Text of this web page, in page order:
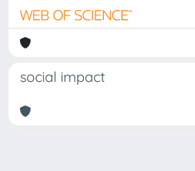
social impact